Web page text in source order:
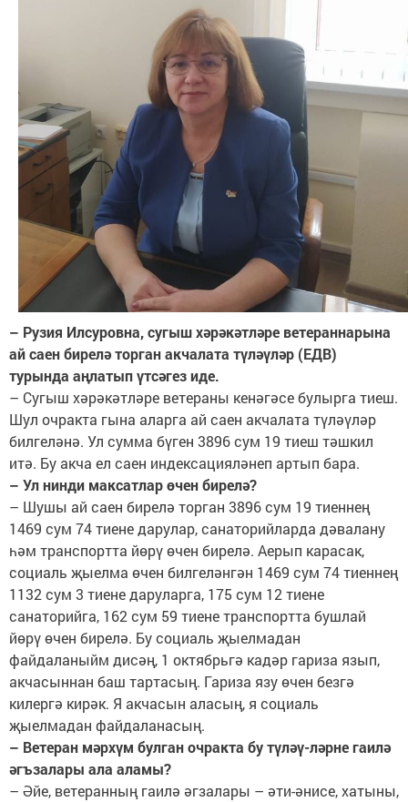
– Рузия Илсуровна, сугыш хәрәкәтләре ветераннарына
ай саен бирелә торган акчалата түләүләр (ЕДВ)
турында аңлатып үтсәгез иде.
– Сугыш хәрәкәтләре ветераны кенәгәсе булырга тиеш.
Шул очракта гына аларга ай саен акчалата түләүләр
билгеләнә. Ул сумма бүген 3896 сум 19 тиеш тәшкил
итә. Бу акча ел саен индексацияләнеп артып бара.
– Ул нинди максатлар өчен бирелә?
– Шушы ай саен бирелә торган 3896 сум 19 тиеннең
1469 сум 74 тиене дарулар, санаторийларда дәвалану
һәм транспортта йөрү өчен бирелә. Аерып карасак,
социаль җыелма өчен билгеләнгән 1469 сум 74 тиеннең
1132 сум 3 тиене даруларга, 175 сум 12 тиене
санаторийга, 162 сум 59 тиене транспортта бушлай
йөрү өчен бирелә. Бу социаль җыелмадан
файдаланыйм дисәң, 1 октябрьгә кадәр гариза язып,
акчасыннан баш тартасың. Гариза язу өчен безгә
килергә кирәк. Я акчасын аласың, я социаль
җыелмадан файдаланасың.
– Ветеран мәрхүм булган очракта бу түләү-ләрне гаилә
әгъзалары ала аламы?
– Әйе, ветеранның гаилә әгзалары – әти-әнисе, хатыны,